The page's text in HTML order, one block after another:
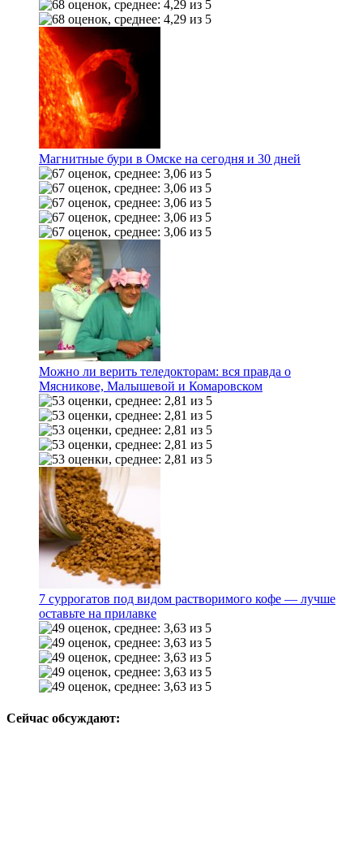
Магнитные бури в Омске на сегодня и 30 дней
Можно ли верить теледокторам: вся правда о
Мясникове, Малышевой и Комаровском
7 суррогатов под видом растворимого кофе — лучше
оставьте на прилавке
Сейчас обсуждают: